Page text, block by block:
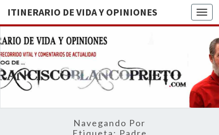
ITINERARIO DE VIDA Y OPINIONES
DE
BREVE
RECORRIDO
VITAL Y
ACTUALIDAD
Navegando Por